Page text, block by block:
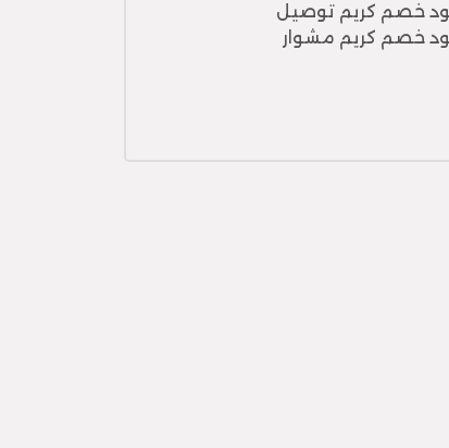
خصم كريم توصيل
خصم كريم مشوار